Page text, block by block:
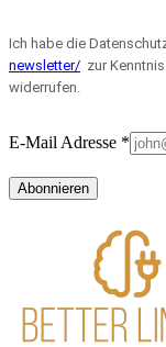
Ich habe die
newsletter/ zur
widerrufen.
E-Mail Adresse *
Abonnieren